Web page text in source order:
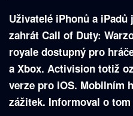
Uživatelé iPhonů a
zahrát Call of Duty:
royale dostupný pro
a Xbox. Activision totiž
verze pro iOS. Mobilním
zážitek. Informoval o tom